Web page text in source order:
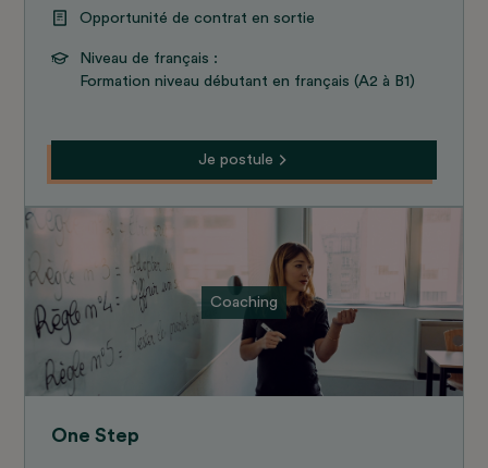
Opportunité de contrat en sortie
Niveau de français :
Formation niveau débutant en français (A2 à B1)
Je postule
Coaching
One Step